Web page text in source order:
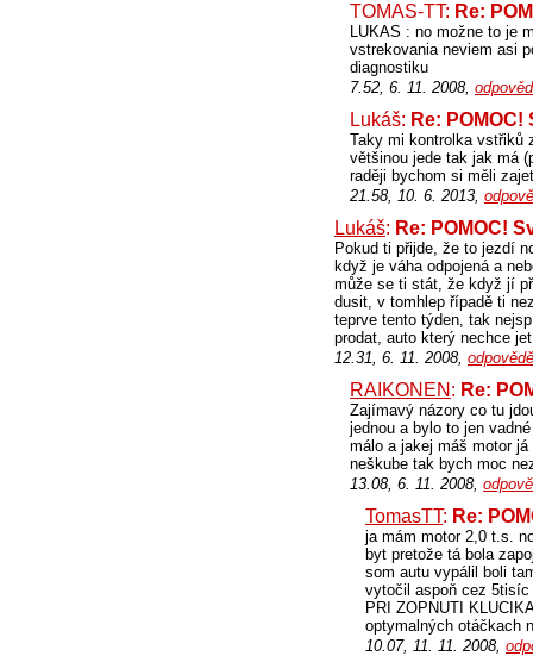
TOMAS-TT: Re:
LUKAS : no možne to je
vstrekovania neviem asi
diagnostiku
7.52, 6. 11. 2008,
Lukáš: Re:
Taky mi kontrolka vstřiků
většinou jede tak jak má
raději bychom si měli
21.58, 10. 6. 2013,
Lukáš: Re: POMOC!
Pokud ti přijde, že to jezdí
když je váha odpojená a
může se ti stát, že když jí
dusit, v tomhlep řípadě ti
teprve tento týden, tak
prodat, auto který nechce
12.31, 6. 11. 2008,
RAIKONEN : Re:
Zajímavý názory co tu
jednou a bylo to jen
málo a jakej máš motor
neškube tak bych moc
13.08, 6. 11. 2008,
TomasTT: Re:
ja mám motor 2,0 t.s.
byt pretože tá bola
som autu vypálil boli
vytočil aspoň cez 5tisíc
PRI ZOPNUTI
optymalných otáčkach
10.07, 11. 11. 2008,